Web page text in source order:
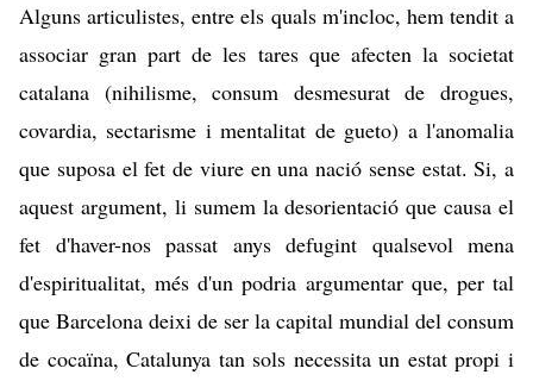
Alguns articulistes, entre els quals m'incloc, hem tendit a
associar gran part de les tares que afecten la societat
catalana (nihilisme, consum desmesurat de drogues,
covardia, sectarisme i mentalitat de gueto) a l'anomalia
que suposa el fet de viure en una nació sense estat. Si, a
aquest argument, li sumem la desorientació que causa el
fet d'haver-nos passat anys defugint qualsevol mena
d'espiritualitat, més d'un podria argumentar que, per tal
que Barcelona deixi de ser la capital mundial del consum
de cocaïna, Catalunya tan sols necessita un estat propi i